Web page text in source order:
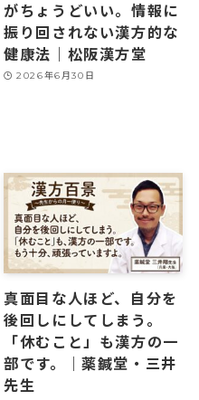
がちょうどいい。情報に
振り回されない漢方的な
健康法｜松阪漢方堂
2026年6月30日
真面目な人ほど、自分を
後回しにしてしまう。
「休むこと」も漢方の一
部です。｜薬鍼堂・三井
先生